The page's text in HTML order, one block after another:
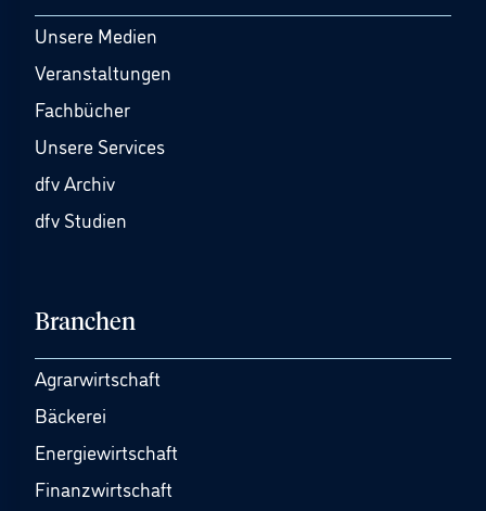
Unsere Medien
Veranstaltungen
Fachbücher
Unsere Services
dfv Archiv
dfv Studien
Branchen
Agrarwirtschaft
Bäckerei
Energiewirtschaft
Finanzwirtschaft